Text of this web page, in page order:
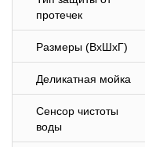
протечек
Размеры (ВхШхГ)
Деликатная мойка
Сенсор чистоты
воды